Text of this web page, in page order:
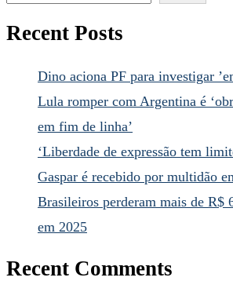
Recent Posts
Dino aciona PF para investigar
Lula romper com Argentina é
em fim de linha’
‘Liberdade de expressão tem
Gaspar é recebido por multidão
Brasileiros perderam mais de R$
em 2025
Recent Comments